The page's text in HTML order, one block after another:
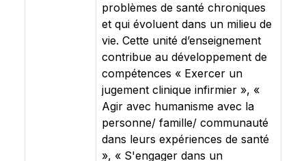
problèmes de santé chroniques
et qui évoluent dans un milieu de
vie. Cette unité d’enseignement
contribue au développement de
compétences « Exercer un
jugement clinique infirmier », «
Agir avec humanisme avec la
personne/ famille/ communauté
dans leurs expériences de santé
», « S'engager dans un